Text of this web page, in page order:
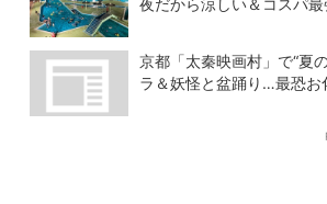
夜だから涼しい＆コスパ最
京都「太秦映画村」で“夏
ラ＆妖怪と盆踊り…最恐お